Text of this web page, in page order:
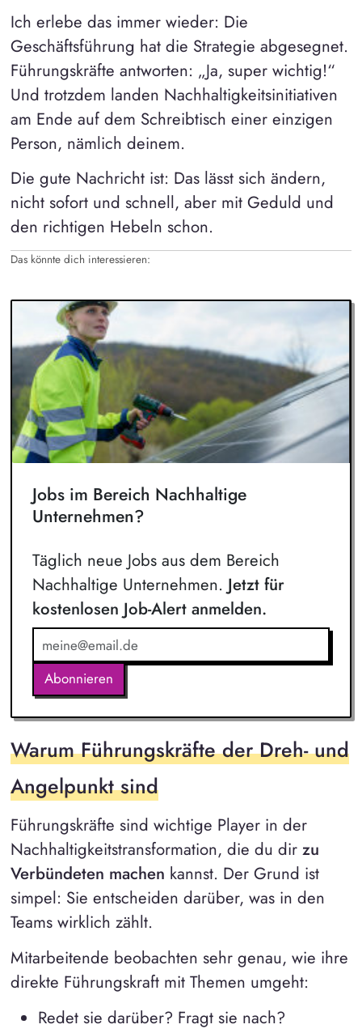
Ich erlebe das immer wieder: Die
Geschäftsführung hat die Strategie abgesegnet.
Führungskräfte antworten: „Ja, super wichtig!“
Und trotzdem landen Nachhaltigkeitsinitiativen
am Ende auf dem Schreibtisch einer einzigen
Person, nämlich deinem.
Die gute Nachricht ist: Das lässt sich ändern,
nicht sofort und schnell, aber mit Geduld und
den richtigen Hebeln schon.
Das könnte dich interessieren:
Jobs im Bereich Nachhaltige
Unternehmen?
Täglich neue Jobs aus dem Bereich
Nachhaltige Unternehmen. Jetzt für
kostenlosen Job-Alert anmelden.
Abonnieren
Warum Führungskräfte der Dreh- und
Angelpunkt sind
Führungskräfte sind wichtige Player in der
Nachhaltigkeitstransformation, die du dir zu
Verbündeten machen kannst. Der Grund ist
simpel: Sie entscheiden darüber, was in den
Teams wirklich zählt.
Mitarbeitende beobachten sehr genau, wie ihre
direkte Führungskraft mit Themen umgeht:
Redet sie darüber? Fragt sie nach?